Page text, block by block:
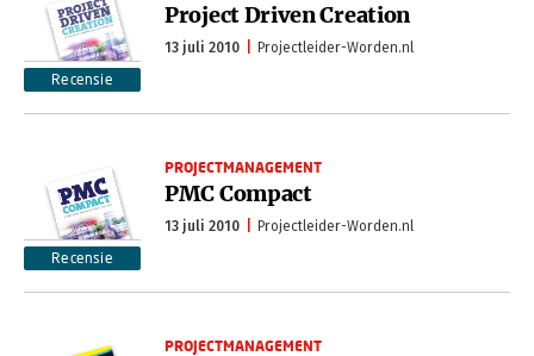
Recensie
Project Driven Creation
13 juli 2010 Projectleider-Worden.nl
Recensie
PROJECTMANAGEMENT
PMC Compact
13 juli 2010 Projectleider-Worden.nl
PROJECTMANAGEMENT